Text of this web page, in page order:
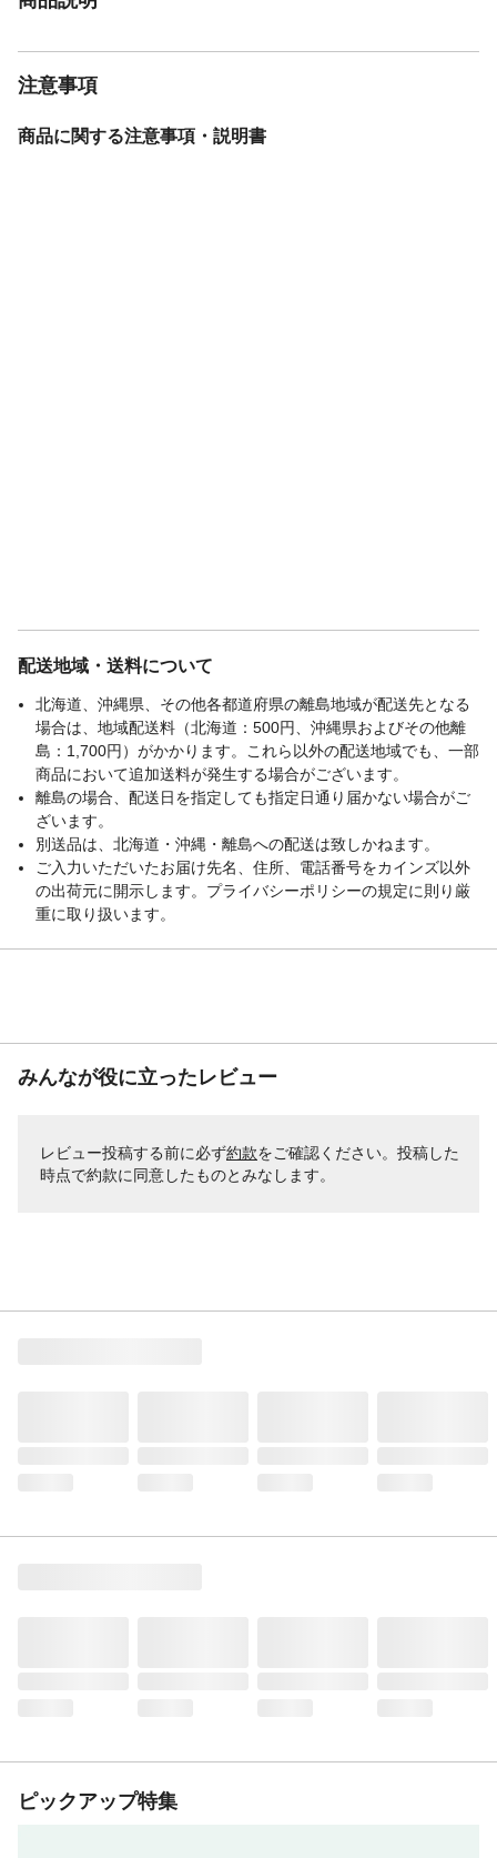
注意事項
商品に関する注意事項・説明書
配送地域・送料について
北海道、沖縄県、その他各都道府県の離島地域が配送先となる
場合は、地域配送料（北海道：500円、沖縄県およびその他離
島：1,700円）がかかります。これら以外の配送地域でも、一部
商品において追加送料が発生する場合がございます。
離島の場合、配送日を指定しても指定日通り届かない場合がご
ざいます。
別送品は、北海道・沖縄・離島への配送は致しかねます。
ご入力いただいたお届け先名、住所、電話番号をカインズ以外
の出荷元に開示します。プライバシーポリシーの規定に則り厳
重に取り扱います。
みんなが役に立ったレビュー
レビュー投稿する前に必ず約款をご確認ください。投稿した
時点で約款に同意したものとみなします。
ピックアップ特集